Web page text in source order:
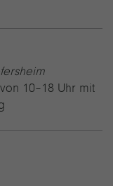
10–18 Uhr mit